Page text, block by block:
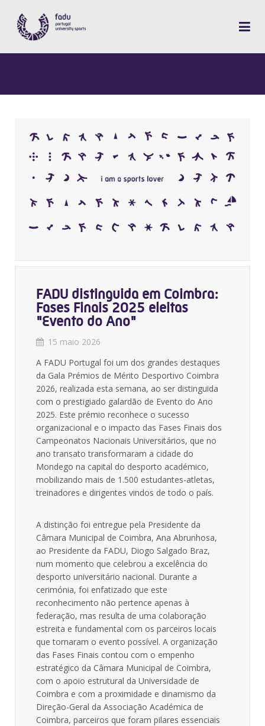
FADU distinguida em Coimbra:
Fases Finais 2025 eleitas
"Evento do Ano"
15 maio 2026
A FADU Portugal foi um dos grandes destaques
da Gala Prémios de Mérito Desportivo Coimbra
2026, realizada esta semana, ao ser distinguida
com o prestigiado galardão de Evento do Ano
2025. Este prémio reconhece o sucesso
organizacional e o impacto das Fases Finais dos
Campeonatos Nacionais Universitários, que no
ano transato transformaram a cidade do
Mondego na capital do desporto académico,
mobilizando mais de 1.500 estudantes-atletas,
treinadores e dirigentes vindos de todo o país.
A distinção foi entregue pela Presidente da
Câmara Municipal de Coimbra, Ana Abrunhosa,
ao Presidente da FADU, Diogo Salgado Braz,
num momento que celebrou a excelência do
desporto universitário nacional. Durante a
cerimónia, foi enfatizado que este
reconhecimento não pertence apenas à
federação, mas resulta de uma colaboração
estreita e fundamental com os parceiros locais
que tornaram o evento possível. A organização
das Fases Finais contou com o empenho
estratégico da Câmara Municipal de Coimbra,
com o apoio estrutural da Universidade de
Coimbra e com a proximidade e dinamismo da
Direção-Geral da Associação Académica de
Coimbra, parceiros que foram pilares essenciais